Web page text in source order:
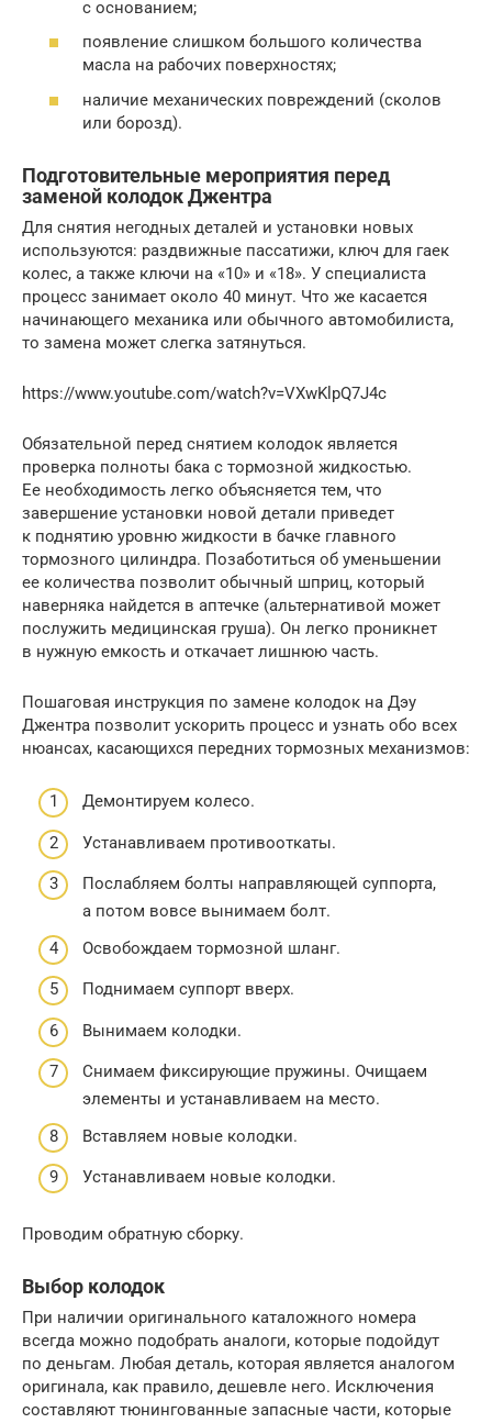
с основанием;
появление слишком большого количества
масла на рабочих поверхностях;
наличие механических повреждений (сколов
или борозд).
Подготовительные мероприятия перед
заменой колодок Джентра
Для снятия негодных деталей и установки новых
используются: раздвижные пассатижи, ключ для гаек
колес, а также ключи на «10» и «18». У специалиста
процесс занимает около 40 минут. Что же касается
начинающего механика или обычного автомобилиста,
то замена может слегка затянуться.
https://www.youtube.com/watch?v=VXwKlpQ7J4c
Обязательной перед снятием колодок является
проверка полноты бака с тормозной жидкостью.
Ее необходимость легко объясняется тем, что
завершение установки новой детали приведет
к поднятию уровню жидкости в бачке главного
тормозного цилиндра. Позаботиться об уменьшении
ее количества позволит обычный шприц, который
наверняка найдется в аптечке (альтернативой может
послужить медицинская груша). Он легко проникнет
в нужную емкость и откачает лишнюю часть.
Пошаговая инструкция по замене колодок на Дэу
Джентра позволит ускорить процесс и узнать обо всех
нюансах, касающихся передних тормозных механизмов:
Демонтируем колесо.
Устанавливаем противооткаты.
Послабляем болты направляющей суппорта,
а потом вовсе вынимаем болт.
Освобождаем тормозной шланг.
Поднимаем суппорт вверх.
Вынимаем колодки.
Снимаем фиксирующие пружины. Очищаем
элементы и устанавливаем на место.
Вставляем новые колодки.
Устанавливаем новые колодки.
Проводим обратную сборку.
Выбор колодок
При наличии оригинального каталожного номера
всегда можно подобрать аналоги, которые подойдут
по деньгам. Любая деталь, которая является аналогом
оригинала, как правило, дешевле него. Исключения
составляют тюнингованные запасные части, которые